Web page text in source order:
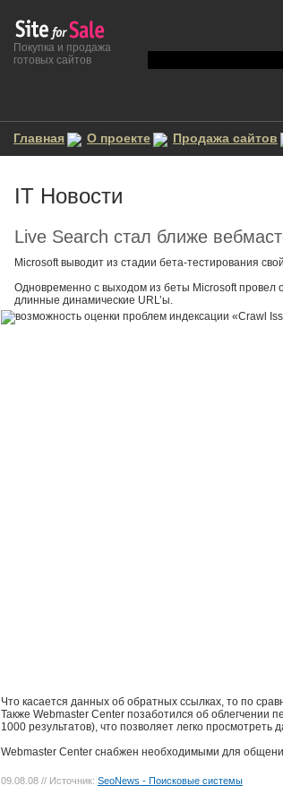
Покупка и продажа
готовых сайтов
Главная О проекте Продажа сайтов
IT Новости
Live Search стал ближе
Microsoft выводит из стадии бета-тестирования
Одновременно с выходом из беты Microsoft провел
длинные динамические URL’ы.
Что касается данных об обратных ссылках, то по
Также Webmaster Center позаботился об облегчении
1000 результатов), что позволяет легко просмотреть
Webmaster Center снабжен необходимыми для
09.08.08 // Источник: SeoNews - Поисковые системы